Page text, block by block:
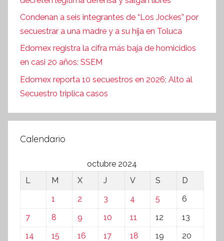
Condenan a seis integrantes de “Los Jockes” por
secuestrar a una madre y a su hija en Toluca
Edomex registra la cifra más baja de homicidios
en casi 20 años: SSEM
Edomex reporta 10 secuestros en 2026; Alto al
Secuestro triplica casos
Calendario
octubre 2024
L
M X J V S
D
1
2 3 4 5
6
7
8 9 10 11 12
13
14
15 16 17 18 19
20